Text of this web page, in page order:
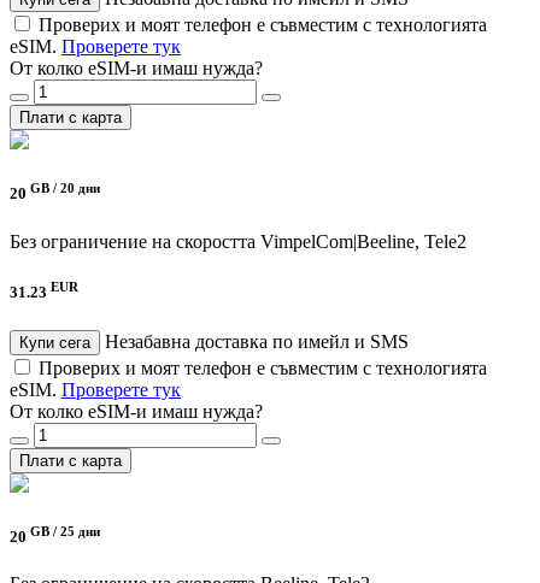
Проверих и моят телефон е съвместим с технологията
eSIM. Проверете тук
От колко eSIM-и имаш нужда?
Плати с карта
20 GB / 20 дни
Без ограничение на скоростта VimpelCom|Beeline, Tele2
31.23 EUR
Купи сега
Незабавна доставка по имейл и SMS
Проверих и моят телефон е съвместим с технологията
eSIM. Проверете тук
От колко eSIM-и имаш нужда?
Плати с карта
20 GB / 25 дни